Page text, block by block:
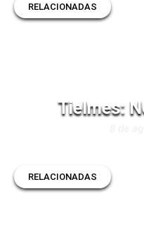
RELACIONADAS
Tielmes:
RELACIONADAS